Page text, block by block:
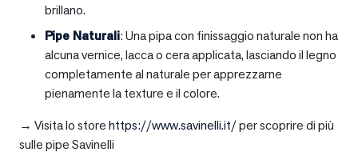
brillano.
Pipe Naturali: Una pipa con finissaggio naturale non ha
alcuna vernice, lacca o cera applicata, lasciando il legno
completamente al naturale per apprezzarne
pienamente la texture e il colore.
→ Visita lo storehttps://www.savinelli.it/per scoprire di più
sulle pipe Savinelli